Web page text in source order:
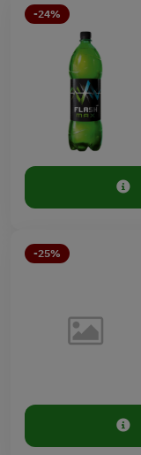
-24%
-25%